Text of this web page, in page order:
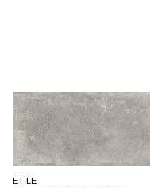
ETILE